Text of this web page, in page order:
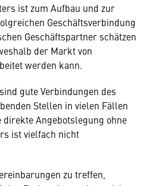
ist zum Aufbau und zur
Geschäftsverbindung
Geschäftspartner schätzen
der Markt von
werden kann.
gute Verbindungen des
Stellen in vielen Fällen
Angebotslegung ohne
ist vielfach nicht
zu treffen,